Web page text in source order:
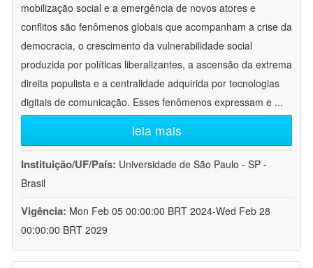
mobilização social e a emergência de novos atores e
conflitos são fenômenos globais que acompanham a crise da
democracia, o crescimento da vulnerabilidade social
produzida por políticas liberalizantes, a ascensão da extrema
direita populista e a centralidade adquirida por tecnologias
digitais de comunicação. Esses fenômenos expressam e ...
leia mais
Instituição/UF/País: Universidade de São Paulo - SP -
Brasil
Vigência: Mon Feb 05 00:00:00 BRT 2024-Wed Feb 28
00:00:00 BRT 2029